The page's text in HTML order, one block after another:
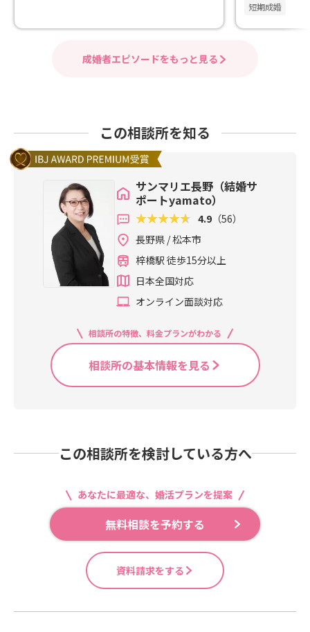
短期成婚
成婚者エピソードをもっと見る
この相談所を知る
サンマリエ長野（結婚サ
ポートyamato）
4.9 （56）
長野県 / 松本市
梓橋駅 徒歩15分以上
日本全国対応
オンライン面談対応
相談所の特徴、料金プランがわかる
相談所の基本情報を見る
この相談所を検討している方へ
あなたに最適な、婚活プランを提案
無料相談を予約する
資料請求をする